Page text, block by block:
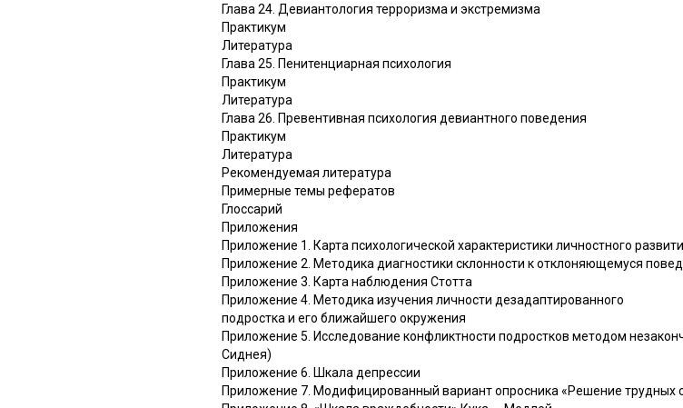
Глава 24. Девиантология терроризма и экстремизма
Практикум
Литература
Глава 25. Пенитенциарная психология
Практикум
Литература
Глава 26. Превентивная психология девиантного поведения
Практикум
Литература
Рекомендуемая литература
Примерные темы рефератов
Глоссарий
Приложения
Приложение 1. Карта психологической характеристики личностного
Приложение 2. Методика диагностики склонности к отклоняющемуся
Приложение 3. Карта наблюдения Стотта
Приложение 4. Методика изучения личности дезадаптированного
подростка и его ближайшего окружения
Приложение 5. Исследование конфликтности подростков методом
Сиднея)
Приложение 6. Шкала депрессии
Приложение 7. Модифицированный вариант опросника «Решение трудных